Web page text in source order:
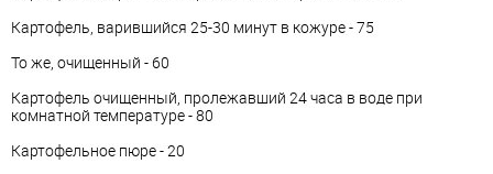
Картофель, варившийся 25-30 минут в кожуре - 75
То же, очищенный - 60
Картофель очищенный, пролежавший 24 часа в воде при
комнатной температуре - 80
Картофельное пюре - 20